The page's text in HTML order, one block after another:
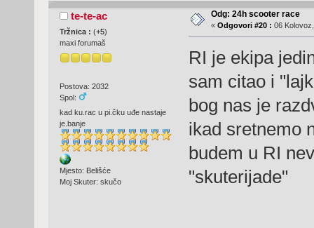
te-te-ac
Tržnica : (+5)
maxi forumaš
Postova: 2032
Spol:
kad ku.rac u pi.čku uđe nastaje
je.banje
Mjesto: Belišće
Moj Skuter: skučo
Odg: 24h scooter race
« Odgovori #20 : 06
RI je ekipa
sam citao i
bog nas je
ikad sretnemo
budem u RI
"skuterijade"